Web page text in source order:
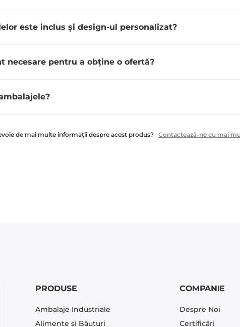
este inclus și design-ul personalizat?
necesare pentru a obține o ofertă?
de mai multe informații despre acest produs? Contactează-ne cu mai
PRODUSE
Ambalaje Industriale
Alimente și Băuturi
COMPANIE
Despre Noi
Certificări